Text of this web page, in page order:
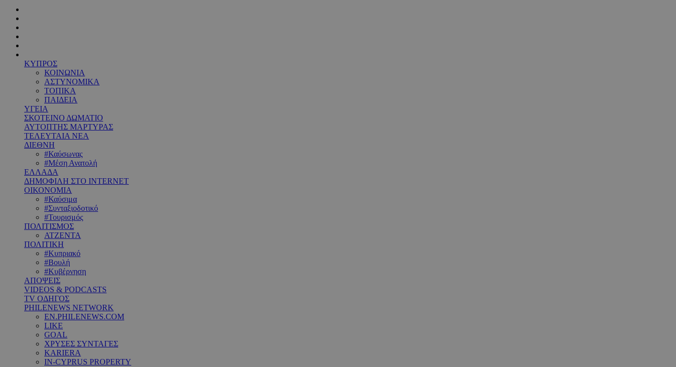
ΚΥΠΡΟΣ
ΚΟΙΝΩΝΙΑ
ΑΣΤΥΝΟΜΙΚΑ
ΤΟΠΙΚΑ
ΠΑΙΔΕΙΑ
ΥΓΕΙΑ
ΣΚΟΤΕΙΝΟ ΔΩΜΑΤΙΟ
ΑΥΤΟΠΤΗΣ ΜΑΡΤΥΡΑΣ
ΤΕΛΕΥΤΑΙΑ ΝΕΑ
ΔΙΕΘΝΗ
#Καύσωνας
#Μέση Ανατολή
ΕΛΛΑΔΑ
ΔΗΜΟΦΙΛΗ ΣΤΟ INTERNET
ΟΙΚΟΝΟΜΙΑ
#Καύσιμα
#Συνταξιοδοτικό
#Τουρισμός
ΠΟΛΙΤΙΣΜΟΣ
ΑΤΖΕΝΤΑ
ΠΟΛΙΤΙΚΗ
#Κυπριακό
#Βουλή
#Κυβέρνηση
ΑΠΟΨΕΙΣ
VIDEOS & PODCASTS
TV ΟΔΗΓΟΣ
PHILENEWS NETWORK
EN.PHILENEWS.COM
LIKE
GOAL
ΧΡΥΣΕΣ ΣΥΝΤΑΓΕΣ
KARIERA
IN-CYPRUS PROPERTY